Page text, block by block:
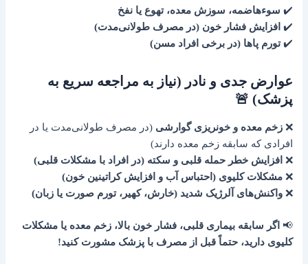
✔️ سوءهاضمه، سوزش معده، تهوع یا نفخ
✔️ افزایش فشار خون (در مصرف طولانی‌مدت)
✔️تورم پاها (در برخی افراد مسن)
عوارض جدی و نادر (نیاز به مراجعه سریع به
پزشک) 🚨
❌زخم معده و خونریزی گوارشی (در مصرف طولانی‌مدت یا در
افرادی که سابقه زخم معده دارند)
❌ افزایش خطر حمله قلبی و سکته (در افراد با مشکلات قلبی)
❌مشکلات کلیوی (احتباس آب و افزایش کراتینین خون)
❌واکنش‌های آلرژیک شدید (خارش، کهیر، تورم صورت یا زبان)
📢 اگر سابقه بیماری قلبی، فشار خون بالا، زخم معده یا مشکلات
کلیوی دارید، حتماً قبل از مصرف با پزشک مشورت کنید!